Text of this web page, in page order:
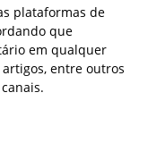
plataformas de
que
em qualquer
entre outros